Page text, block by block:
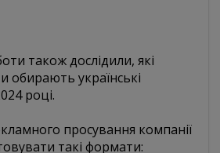
також дослідили, які
обирають українські
році.
просування компанії
такі формати: